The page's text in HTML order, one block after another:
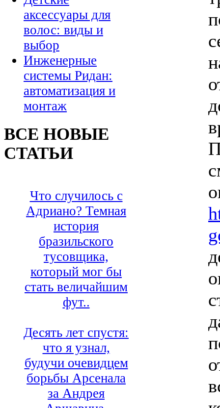
аксессуары для
волос: виды и
выбор
Инженерные
системы Ридан:
автоматизация и
монтаж
ВСЕ НОВЫЕ
СТАТЬИ
Что случилось с
Адриано? Темная
история
бразильского
тусовщика,
который мог бы
стать величайшим
фут..
Десять лет спустя:
что я узнал,
будучи очевидцем
борьбы Арсенала
за Андрея